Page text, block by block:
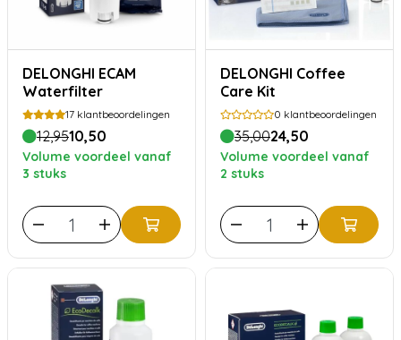
DELONGHI ECAM
Waterfilter
17 klantbeoordelingen
12,9510,50
Volume voordeel vanaf
3 stuks
DELONGHI Coffee
Care Kit
0 klantbeoordelingen
35,0024,50
Volume voordeel vanaf
2 stuks